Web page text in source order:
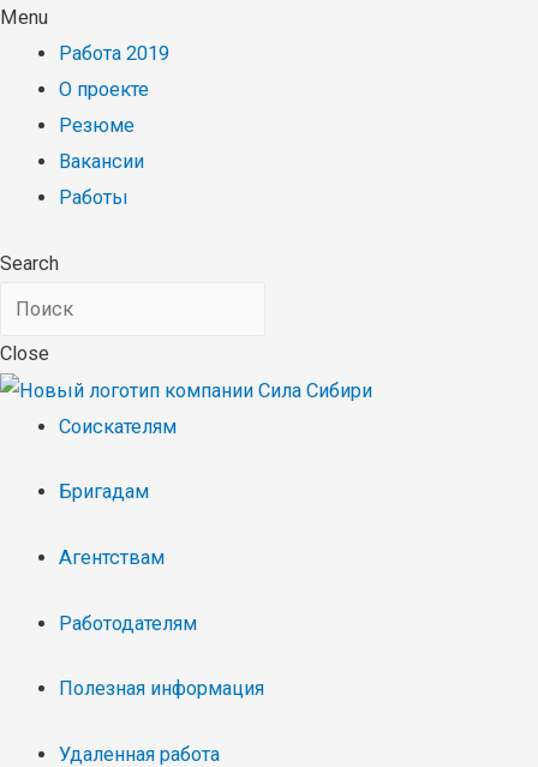
Menu
Работа 2019
О проекте
Резюме
Вакансии
Работы
Search
Close
Соискателям
Бригадам
Агентствам
Работодателям
Полезная информация
Удаленная работа